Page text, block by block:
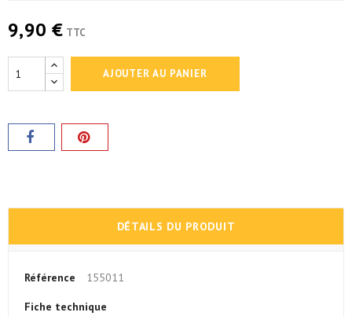
9,90 € TTC
AJOUTER AU PANIER
DÉTAILS DU PRODUIT
Référence 155011
Fiche technique